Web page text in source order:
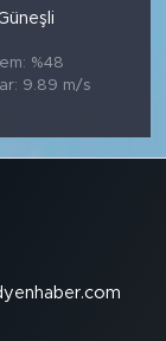
%48
9.89 m/s